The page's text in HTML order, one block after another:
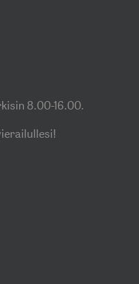
8.00-16.00.